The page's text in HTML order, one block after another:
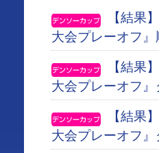
【結果
大会プレーオフ
【結果
大会プレーオフ』
【結果
大会プレーオフ』